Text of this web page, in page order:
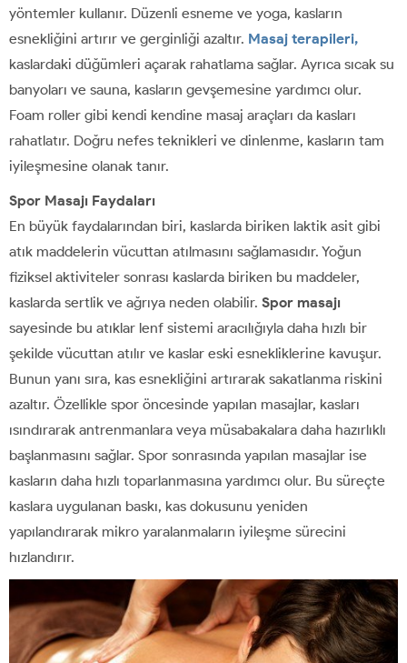
yöntemler kullanır. Düzenli esneme ve yoga, kasların
esnekliğini artırır ve gerginliği azaltır. Masaj terapileri,
kaslardaki düğümleri açarak rahatlama sağlar. Ayrıca sıcak su
banyoları ve sauna, kasların gevşemesine yardımcı olur.
Foam roller gibi kendi kendine masaj araçları da kasları
rahatlatır. Doğru nefes teknikleri ve dinlenme, kasların tam
iyileşmesine olanak tanır.
Spor Masajı Faydaları
En büyük faydalarından biri, kaslarda biriken laktik asit gibi
atık maddelerin vücuttan atılmasını sağlamasıdır. Yoğun
fiziksel aktiviteler sonrası kaslarda biriken bu maddeler,
kaslarda sertlik ve ağrıya neden olabilir. Spor masajı
sayesinde bu atıklar lenf sistemi aracılığıyla daha hızlı bir
şekilde vücuttan atılır ve kaslar eski esnekliklerine kavuşur.
Bunun yanı sıra, kas esnekliğini artırarak sakatlanma riskini
azaltır. Özellikle spor öncesinde yapılan masajlar, kasları
ısındırarak antrenmanlara veya müsabakalara daha hazırlıklı
başlanmasını sağlar. Spor sonrasında yapılan masajlar ise
kasların daha hızlı toparlanmasına yardımcı olur. Bu süreçte
kaslara uygulanan baskı, kas dokusunu yeniden
yapılandırarak mikro yaralanmaların iyileşme sürecini
hızlandırır.